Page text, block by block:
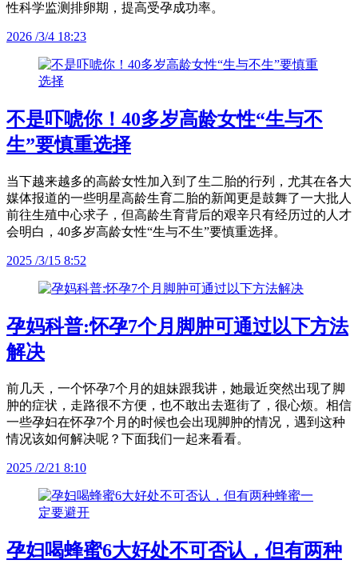
性科学监测排卵期，提高受孕成功率。
2026 /3/4 18:23
不是吓唬你！40多岁高龄女性“生与不
生”要慎重选择
当下越来越多的高龄女性加入到了生二胎的行列，尤其在各大
媒体报道的一些明星高龄生育二胎的新闻更是鼓舞了一大批人
前往生殖中心求子，但高龄生育背后的艰辛只有经历过的人才
会明白，40多岁高龄女性“生与不生”要慎重选择。
2025 /3/15 8:52
孕妈科普:怀孕7个月脚肿可通过以下方法
解决
前几天，一个怀孕7个月的姐妹跟我讲，她最近突然出现了脚
肿的症状，走路很不方便，也不敢出去逛街了，很心烦。相信
一些孕妇在怀孕7个月的时候也会出现脚肿的情况，遇到这种
情况该如何解决呢？下面我们一起来看看。
2025 /2/21 8:10
孕妇喝蜂蜜6大好处不可否认，但有两种